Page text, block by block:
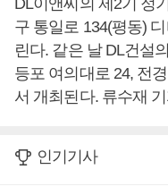
DL이앤씨의 제2기 정
구 통일로 134(평동)
린다. 같은 날 DL건설
등포 여의대로 24, 전
서 개최된다. 류수재
인기기사